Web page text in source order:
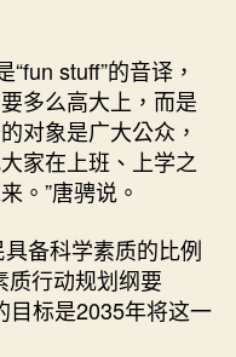
stuff”的音译，
多么高大上，而是
对象是广大公众，
家在上班、上学之
。”唐骋说。
备科学素质的比例
质行动规划纲要
目标是2035年将这一